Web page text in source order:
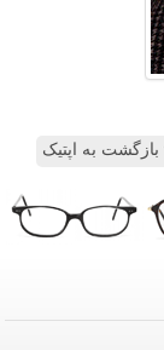
بازگشت به اپتیک